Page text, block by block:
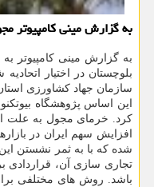
به گزارش مینی كامپیوتر
به گزارش مینی کامپیوتر
بلوچستان در اختیار
سازمان جهاد کشاورزی
این اساس پژوهشگاه
کرد. خرمای مجول به علت
افزایش سهم ایران در
شده که با به ثمر نشستن
تجاری سازی آن، قراردادی